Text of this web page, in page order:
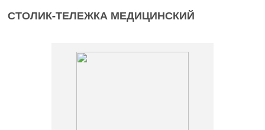
СТОЛИК-ТЕЛЕЖКА МЕДИЦИНСКИЙ